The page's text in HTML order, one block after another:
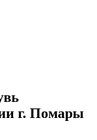
г. Помары